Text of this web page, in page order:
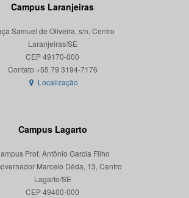
Campus Laranjeiras
Samuel de Oliveira, s/n, Centro
Laranjeiras/SE
CEP 49170-000
Localização
Campus Lagarto
Prof. Antônio Garcia Filho
Marcelo Déda, 13, Centro
Lagarto/SE
CEP 49400-000